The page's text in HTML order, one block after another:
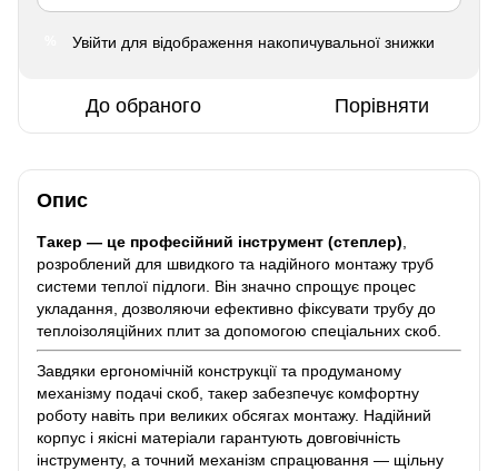
Увійти для відображення накопичувальної знижки
До обраного Порівняти
Опис
Такер — це професійний інструмент (степлер)
розроблений для швидкого та надійного монтажу труб
системи теплої підлоги. Він значно спрощує процес
укладання, дозволяючи ефективно фіксувати трубу до
теплоізоляційних плит за допомогою спеціальних скоб.
Завдяки ергономічній конструкції та продуманому
механізму подачі скоб, такер забезпечує комфортну
роботу навіть при великих обсягах монтажу. Надійний
корпус і якісні матеріали гарантують довговічність
інструменту, а точний механізм спрацювання — щільну